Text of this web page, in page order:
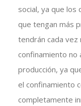
social, ya que
que tengan más
tendrán cada vez
confinamiento no
producción, ya
el confinamiento
completamente